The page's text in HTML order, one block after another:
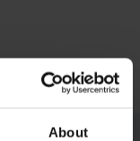
About